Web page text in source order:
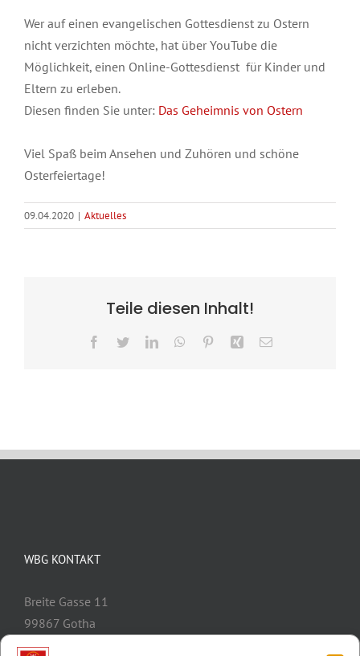
Wer auf einen evangelischen Gottesdienst zu Ostern
nicht verzichten möchte, hat über YouTube die
Möglichkeit, einen Online-Gottesdienst für Kinder und
Eltern zu erleben.
Diesen finden Sie unter: Das Geheimnis von Ostern
Viel Spaß beim Ansehen und Zuhören und schöne
Osterfeiertage!
09.04.2020 | Aktuelles
Teile diesen Inhalt!
Facebook
TwitterLinkedInWhatsApp
PinterestXing E-
WBG KONTAKT
Breite Gasse 11
99867 Gotha
Telefon: